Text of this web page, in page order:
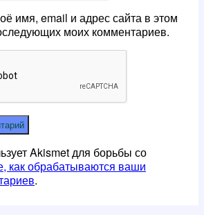
имя, email и адрес сайта в этом
моих комментариев.
Akismet для борьбы со
как обрабатываются ваши
.